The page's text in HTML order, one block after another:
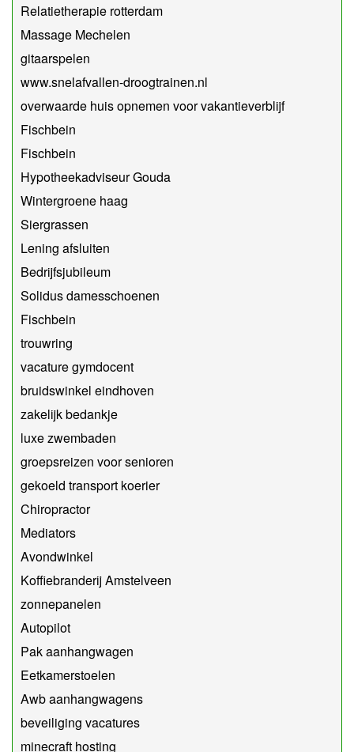
Relatietherapie rotterdam
Massage Mechelen
gitaarspelen
www.snelafvallen-droogtrainen.nl
overwaarde huis opnemen voor vakantieverblijf
Fischbein
Fischbein
Hypotheekadviseur Gouda
Wintergroene haag
Siergrassen
Lening afsluiten
Bedrijfsjubileum
Solidus damesschoenen
Fischbein
trouwring
vacature gymdocent
bruidswinkel eindhoven
zakelijk bedankje
luxe zwembaden
groepsreizen voor senioren
gekoeld transport koerier
Chiropractor
Mediators
Avondwinkel
Koffiebranderij Amstelveen
zonnepanelen
Autopilot
Pak aanhangwagen
Eetkamerstoelen
Awb aanhangwagens
beveiliging vacatures
minecraft hosting